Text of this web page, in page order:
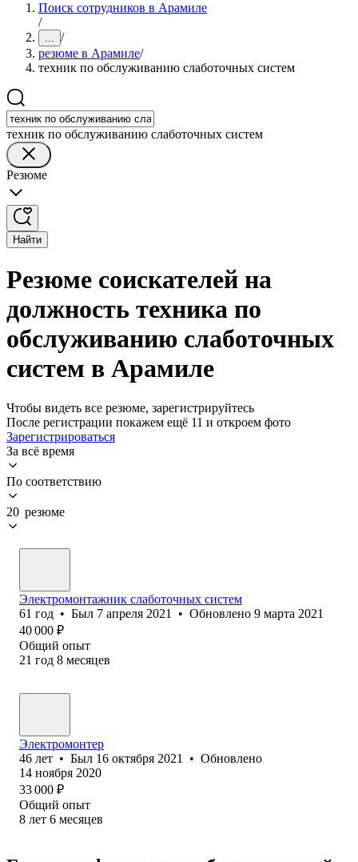
Поиск сотрудников в Арамиле
/
... /
резюме в Арамиле/
техник по обслуживанию слаботочных систем
техник по обслуживанию слаботочных систем
Резюме
Найти
Резюме соискателей на
должность техника по
обслуживанию слаботочных
систем в Арамиле
Чтобы видеть все резюме, зарегистрируйтесь
После регистрации покажем ещё 11 и откроем фото
Зарегистрироваться
За всё время
По соответствию
20 резюме
Электромонтажник слаботочных систем
61 год • Был 7 апреля 2021 • Обновлено 9 марта 2021
40 000 ₽
Общий опыт
21 год 8 месяцев
Электромонтер
46 лет • Был 16 октября 2021 • Обновлено
14 ноября 2020
33 000 ₽
Общий опыт
8 лет 6 месяцев